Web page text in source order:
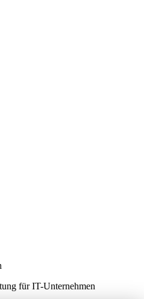
für IT-Unternehmen